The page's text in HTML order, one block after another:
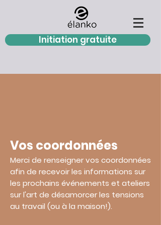
Initiation gratuite
Vos coordonnées
Merci de renseigner vos coordonnées
afin de recevoir les informations sur
les prochains événements et ateliers
sur l'art de désamorcer les tensions
au travail (ou à la maison!).